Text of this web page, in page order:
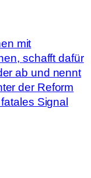
mit
schafft dafür
ab und nennt
der Reform
Signal